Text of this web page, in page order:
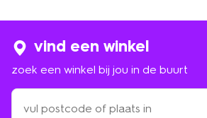
vind een winkel
zoek een winkel bij jou in de buurt
zoek
een